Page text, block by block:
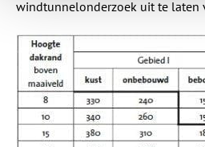
windtunnelonderzoek uit te laten